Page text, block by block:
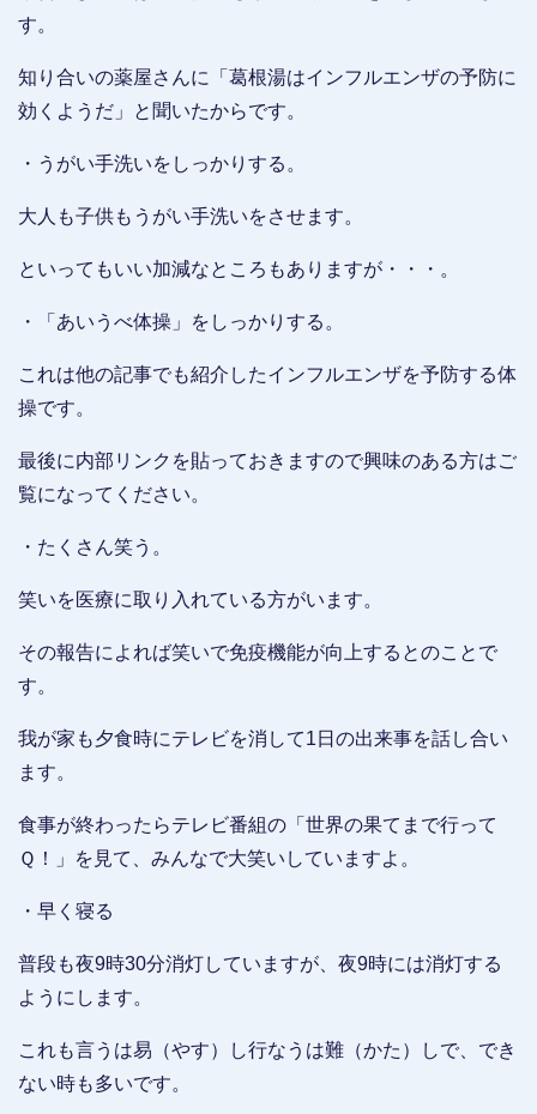
す。
知り合いの薬屋さんに「葛根湯はインフルエンザの予防に
効くようだ」と聞いたからです。
・うがい手洗いをしっかりする。
大人も子供もうがい手洗いをさせます。
といってもいい加減なところもありますが・・・。
・「あいうべ体操」をしっかりする。
これは他の記事でも紹介したインフルエンザを予防する体
操です。
最後に内部リンクを貼っておきますので興味のある方はご
覧になってください。
・たくさん笑う。
笑いを医療に取り入れている方がいます。
その報告によれば笑いで免疫機能が向上するとのことで
す。
我が家も夕食時にテレビを消して1日の出来事を話し合い
ます。
食事が終わったらテレビ番組の「世界の果てまで行って
Ｑ！」を見て、みんなで大笑いしていますよ。
・早く寝る
普段も夜9時30分消灯していますが、夜9時には消灯する
ようにします。
これも言うは易（やす）し行なうは難（かた）しで、でき
ない時も多いです。